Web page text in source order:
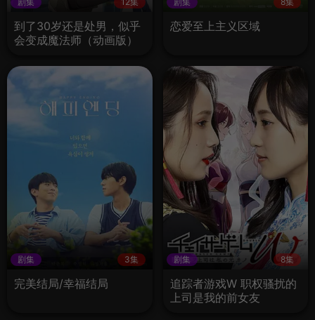
到了30岁还是处男，似乎
会变成魔法师（动画版）
恋爱至上主义区域
剧集 3集
完美结局/幸福结局
剧集 8集
追踪者游戏W 职权骚扰的
上司是我的前女友